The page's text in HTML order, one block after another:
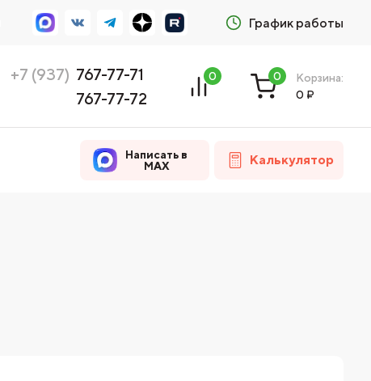
График работы
+7 (937) 767-77-71
767-77-72
0 0
Корзина:
0 ₽
Написать в
MAX
Калькулятор